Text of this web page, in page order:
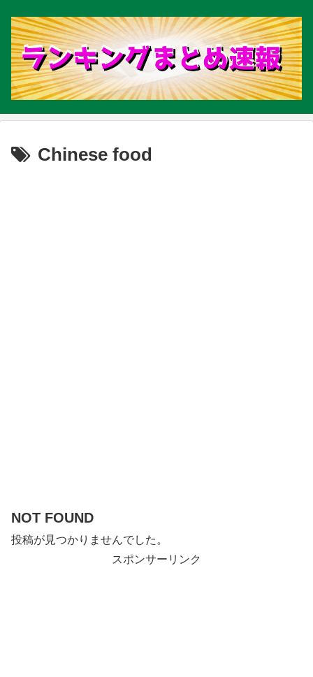
Chinese food
NOT FOUND
投稿が見つかりませんでした。
スポンサーリンク